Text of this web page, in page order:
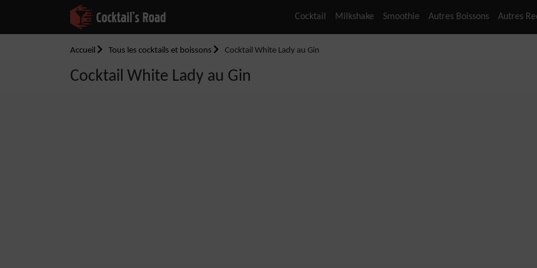
Cocktail Milkshake Smoothie Autres Boissons Autres
Accueil Tous les cocktails et boissons Cocktail White Lady au Gin
Cocktail White Lady au Gin